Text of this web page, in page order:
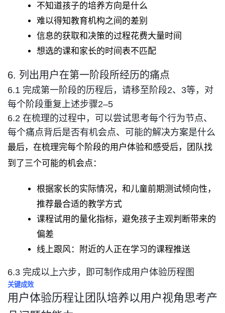
不知道孩子的培养方向是什么
难以得知教育机构之间的差别
信息的获取和决策的过程花费大量时间
想选的课和家长的时间表不匹配
6. 列出用户在第一阶段所经历的痛点
6.1 完成第一阶段的历程后，请移至阶段2、3等，对
每个阶段重复上述步骤2–5
6.2 在梳理的过程中，可以尝试思考每个行为节点、
每个痛点背后是否有机会点、可能的解决方案是什么
最后，在梳理完每个阶段的用户体验和感受后，团队找
到了三个可能的机会点：
根据家长的实际情况，和儿童前期测试倾向性，
推荐最合适的教学方式
课程试用的量化指标，避免孩子主观判断带来的
偏差
线上跟风：附近的人正在学习的课程推送
6.3 完成以上六步，即可制作成用户体验历程图
关键成效
用户体验历程让团队培养以用户视角思考产